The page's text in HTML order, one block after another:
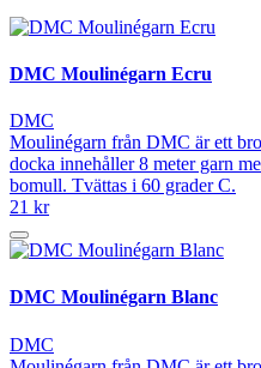
DMC Moulinégarn Ecru
DMC
Moulinégarn från DMC är ett
docka innehåller 8 meter garn
bomull. Tvättas i 60 grader C.
21 kr
DMC Moulinégarn Blanc
DMC